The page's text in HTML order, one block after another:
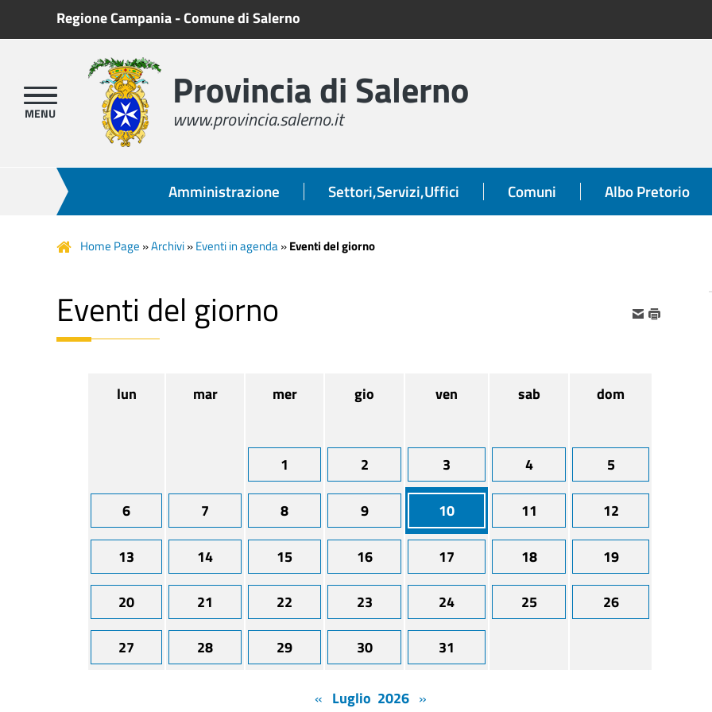
Regione Campania-Comune di Salerno
Provincia di Salerno
www.provincia.salerno.it
Amministrazione Settori,Servizi,Uffici Comuni Albo Pretorio
Home Page »Archivi»Eventi in agenda»Eventi del giorno
Eventi del giorno
lun mar mer gio ven sab dom
1 2 3 4 5
6 7 8 9 10 11 12
13 14 15 16 17 18 19
20 21 22 23 24 25 26
27 28 29 30 31
« Luglio 2026 »